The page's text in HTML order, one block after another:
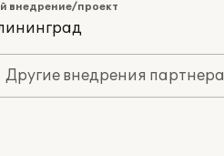
внедрение/проект
Другие внедрения партнера